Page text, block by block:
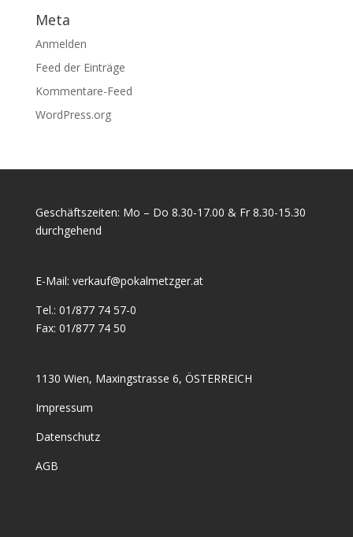
Meta
Anmelden
Feed der Einträge
Kommentare-Feed
WordPress.org
Geschäftszeiten: Mo – Do 8.30-17.00 & Fr 8.30-15.30
durchgehend
E-Mail: verkauf@pokalmetzger.at
Tel.: 01/877 74 57-0
Fax: 01/877 74 50
1130 Wien, Maxingstrasse 6, ÖSTERREICH
Impressum
Datenschutz
AGB